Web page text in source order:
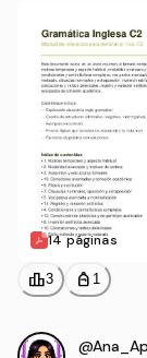
14 páginas
leaderboard3 personal_bag 1